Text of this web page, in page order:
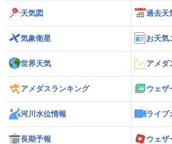
天気図 過去天
気象衛星 お天気
世界天気 アメダ
アメダスランキング ウェザ
河川水位情報 ライブ
長期予報 ウェザ